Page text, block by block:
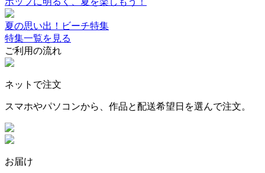
夏の思い出！ビーチ特集
特集一覧を見る
ご利用の流れ
ネットで注文
スマホやパソコンから、作品と配送希望日を選んで注文。
お届け